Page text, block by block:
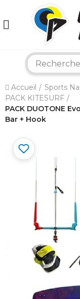
Accueil Sports
PACK KITESURF
PACK DUOTONE
Bar + HookBonjour !